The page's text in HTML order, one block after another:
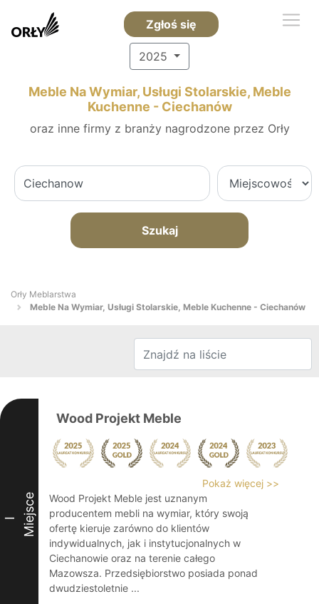
Zgłoś się
2025
Meble Na Wymiar, Usługi Stolarskie, Meble
Kuchenne - Ciechanów
oraz inne firmy z branży nagrodzone przez Orły
Szukaj
Orły Meblarstwa
Meble Na Wymiar, Usługi Stolarskie, Meble Kuchenne - Ciechanów
I Miejsce
Wood Projekt Meble
Pokaż więcej >>
Wood Projekt Meble jest uznanym
producentem mebli na wymiar, który swoją
ofertę kieruje zarówno do klientów
indywidualnych, jak i instytucjonalnych w
Ciechanowie oraz na terenie całego
Mazowsza. Przedsiębiorstwo posiada ponad
dwudziestoletnie ...